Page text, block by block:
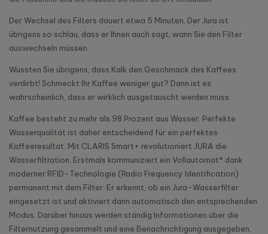
Der Wechsel des Filters dauert etwa 5 Minuten. Der Jura ist
übrigens so schlau, dass er Ihnen auch sagt, wann Sie den Filter
auswechseln müssen.
Wussten Sie übrigens, dass Kalk den Geschmack des Kaffees
verdirbt! Schmeckt Ihr Kaffee weniger gut? Dann ist es
wahrscheinlich, dass er wirklich ausgetauscht werden muss.
Kaffee besteht zu mehr als 98 Prozent aus Wasser. Perfekte
Wasserqualität ist daher entscheidend für ein perfektes
Kaffeeresultat. Mit CLARIS Smart+ revolutioniert JURA die
Wasserfiltration. Erstmals kommuniziert ein Vollautomat* dank
moderner RFID-Technologie (Radio Frequency Identification)
permanent mit dem Filter. Er erkennt, ob ein Jura-Wasserfilter
eingesetzt ist und aktiviert dann automatisch den entsprechenden
Modus. Darüber hinaus werden ständig Informationen über die
Filternutzung gesammelt und eine Benachrichtigung ausgegeben,